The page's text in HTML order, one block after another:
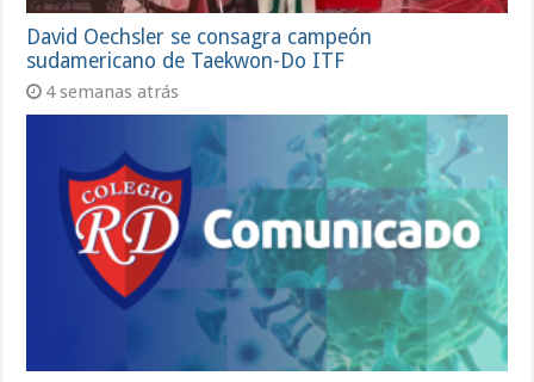
David Oechsler se consagra campeón
sudamericano de Taekwon-Do ITF
4 semanas atrás